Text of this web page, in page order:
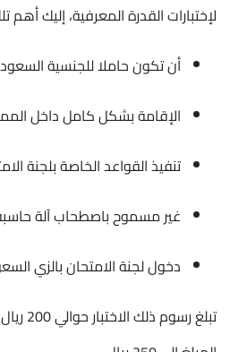
لإختبارات القدرة المعرفية، إليك أهم
أن تكون حاملا للجنسية
الإقامة بشكل كامل داخل
تنفيذ القواعد الخاصة بلجنة
غير مسموح باصطحاب آلة
دخول لجنة الامتحان بالزي
تبلغ